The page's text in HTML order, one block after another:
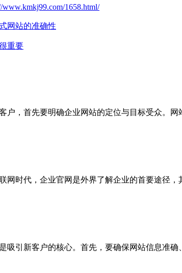
www.kmkj99.com/1658.html/
网站的准确性
重要
户，首先要明确企业网站的定位与目标受众。
网时代，企业官网是外界了解企业的首要途径
吸引新客户的核心。首先，要确保网站信息准